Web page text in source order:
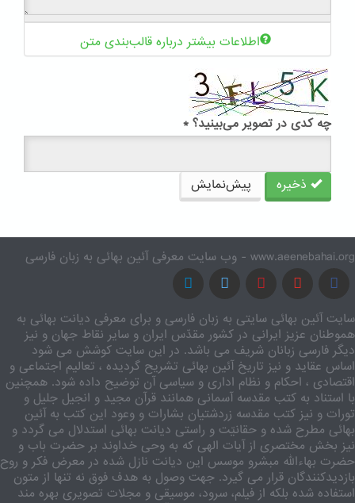
اطلاعات بیشتر درباره قالب‌بندی متن
چه کدی در تصویر می‌بینید؟ *
ذخیره پیش‌نمایش
www.aeenebahai.org - وب سایت معرفی آئین بهائی به زبان فارسی
سایت آئین بهائی سایتی به زبان فارسی و برای معرفی دیانت بهائی به
هموطنان عزیز ایرانی در کشور مقدّس ایران و سایر نقاط جهان و نیز
دیگر فارسی زبانان شریف می باشد. در این سایت کوشش می شود
اساس عقاید و نیز تاریخ آئین بهائی تشریح گردیده ، تعالیم اجتماعی و
اقتصادی ، احکام و نظام اداری و سیاسی آن توضیح داده شود. همچنین
با استناد به کتب مقدسه آسمانی همانند قرآن مجید و انجیل جلیل و
تورات و نیز کتب مقدسه زردشتیان بشارات و وعود این کتب به آئین
بهائی مطرح شده و حقانیّت و راستی دیانت بهائی استدلال می گردد و
نیز بخش مختصری از آیات الهی که به وحی خداوند بر حضرت باب و
حضرت بهاءالله مبشرو موسس این دیانت نازل شده در معرض فکر و روح
بازدیدکنندگان قرار می گیرد. جهت وصول به هدف فوق نه تنها از متون
استفاده شده بلکه از فیلم، سرود، موسیقی و مجلات تصویری بهره مند